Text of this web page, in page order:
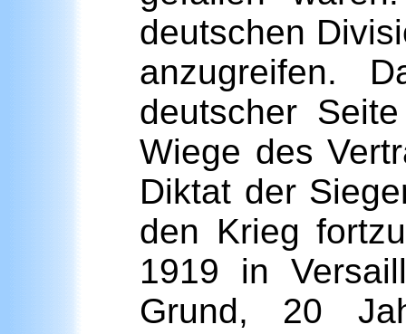
deutschen
anzugreifen.
deutscher
Wiege des
Diktat der
den Krieg
1919 in
Grund, 20